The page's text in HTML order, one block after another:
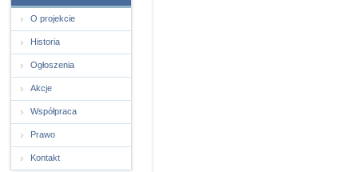
O projekcie
Historia
Ogłoszenia
Akcje
Współpraca
Prawo
Kontakt